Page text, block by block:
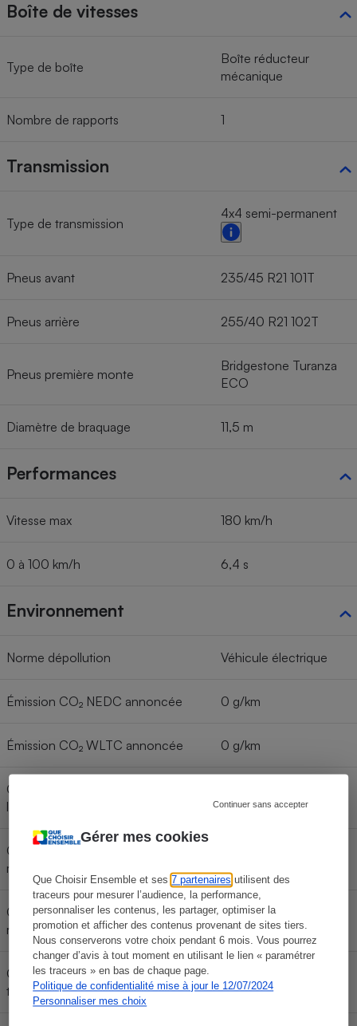
Gérer mes cookies
Que Choisir Ensemble et ses7 partenaires utilisent des
traceurs pour mesurer l’audience, la performance,
personnaliser les contenus, les partager, optimiser la
promotion et afficher des contenus provenant de sites tiers.
Nous conserverons votre choix pendant 6 mois. Vous pourrez
changer d’avis à tout moment en utilisant le lien « paramétrer
les traceurs » en bas de chaque page.
Politique de confidentialité mise à jour le 12/07/2024
Personnaliser mes choix
Continuer sans accepter
Boîte de vitesses
Type de boîte
Boîte réducteur
mécanique
Nombre de rapports 1
Transmission
Type de transmission
4x4 semi-permanent
Pneus avant 235/45 R21 101T
Pneus arrière 255/40 R21 102T
Pneus première monte
Bridgestone Turanza
ECO
Diamètre de braquage 11,5 m
Performances
Vitesse max 180 km/h
0 à 100 km/h 6,4 s
Environnement
Norme dépollution Véhicule électrique
Émission CO₂ NEDC annoncée 0 g/km
Émission CO₂ WLTC annoncée 0 g/km
Consommation < 60 km/h (cycle
lent WLTC)
Consommation < 80 km/h (cycle
moyen WLTC)
Consommation < 100 km/h (cycle
rapide WLTC)
Consommation < 130 km/h (cycle
très rapide WLTC)